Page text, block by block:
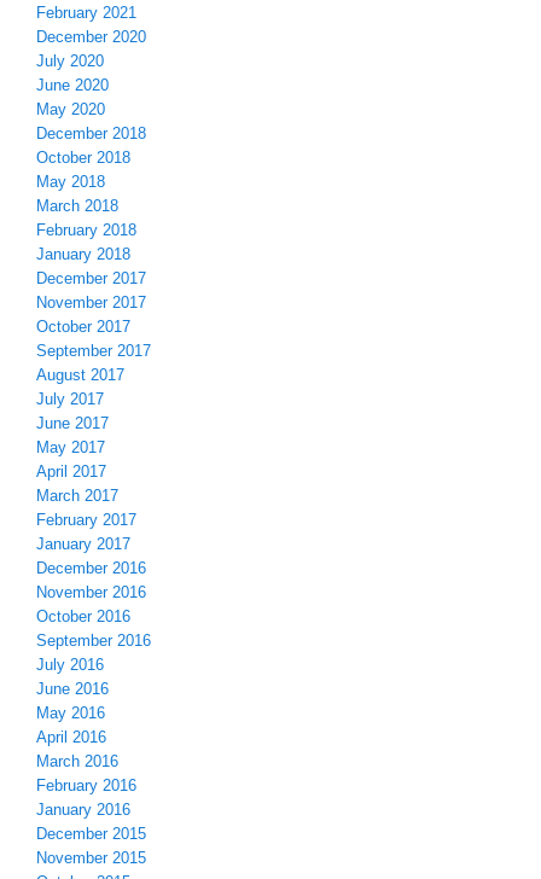
February 2021
December 2020
July 2020
June 2020
May 2020
December 2018
October 2018
May 2018
March 2018
February 2018
January 2018
December 2017
November 2017
October 2017
September 2017
August 2017
July 2017
June 2017
May 2017
April 2017
March 2017
February 2017
January 2017
December 2016
November 2016
October 2016
September 2016
July 2016
June 2016
May 2016
April 2016
March 2016
February 2016
January 2016
December 2015
November 2015